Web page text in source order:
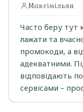
Максімільян
Часто беру тут
лажати та
промокоди, а
адекватними.
відповідають
сервісами –